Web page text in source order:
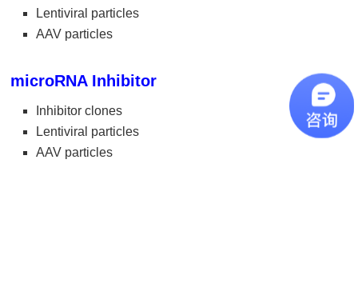
Lentiviral particles
AAV particles
microRNA Inhibitor
Inhibitor clones
Lentiviral particles
AAV particles